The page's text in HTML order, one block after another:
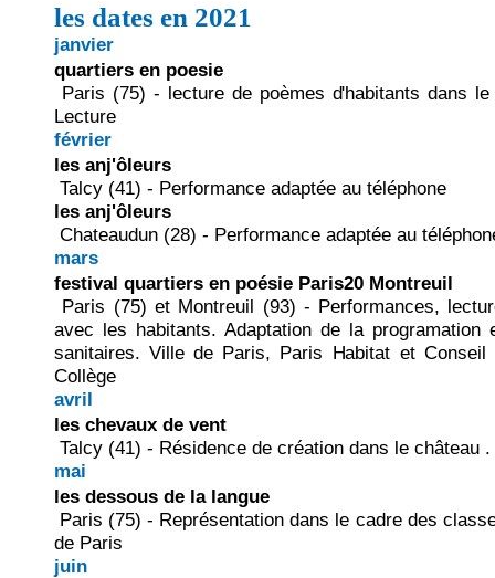
les dates en 2021
janvier
quartiers en poesie
Paris (75) - lecture de poèmes d'habitants dans
Lecture
février
les anj'ôleurs
Talcy (41) - Performance adaptée au téléphone
les anj'ôleurs
Chateaudun (28) - Performance adaptée au
mars
festival quartiers en poésie Paris20 Montreuil
Paris (75) et Montreuil (93) - Performances,
avec les habitants. Adaptation de la programation
sanitaires. Ville de Paris, Paris Habitat et Conseil
Collège
avril
les chevaux de vent
Talcy (41) - Résidence de création dans le château
mai
les dessous de la langue
Paris (75) - Représentation dans le cadre des
de Paris
juin